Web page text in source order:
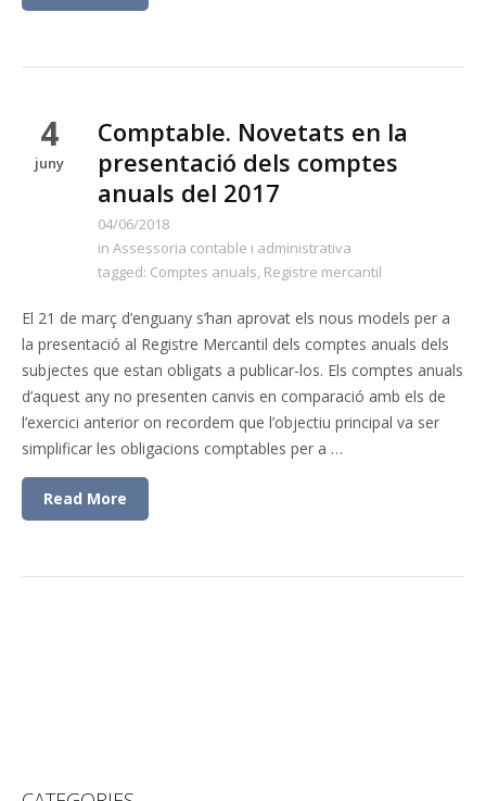
4
juny
Comptable. Novetats en la
presentació dels comptes
anuals del 2017
04/06/2018
in Assessoria contable i administrativa
tagged: Comptes anuals, Registre mercantil
El 21 de març d’enguany s’han aprovat els nous models per a
la presentació al Registre Mercantil dels comptes anuals dels
subjectes que estan obligats a publicar-los. Els comptes anuals
d’aquest any no presenten canvis en comparació amb els de
l’exercici anterior on recordem que l’objectiu principal va ser
simplificar les obligacions comptables per a …
Read More